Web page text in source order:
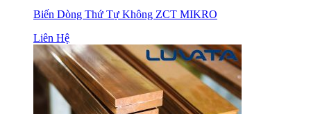
Biến Dòng Thứ Tự Không ZCT MIKRO
Liên Hệ